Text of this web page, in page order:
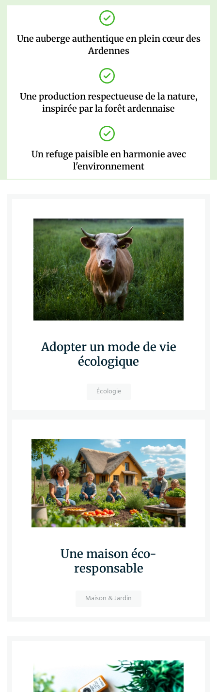
Une auberge authentique en plein cœur des
Ardennes
Une production respectueuse de la nature,
inspirée par la forêt ardennaise
Un refuge paisible en harmonie avec
l'environnement
Adopter un mode de vie
écologique
Écologie
Une maison éco-
responsable
Maison & Jardin